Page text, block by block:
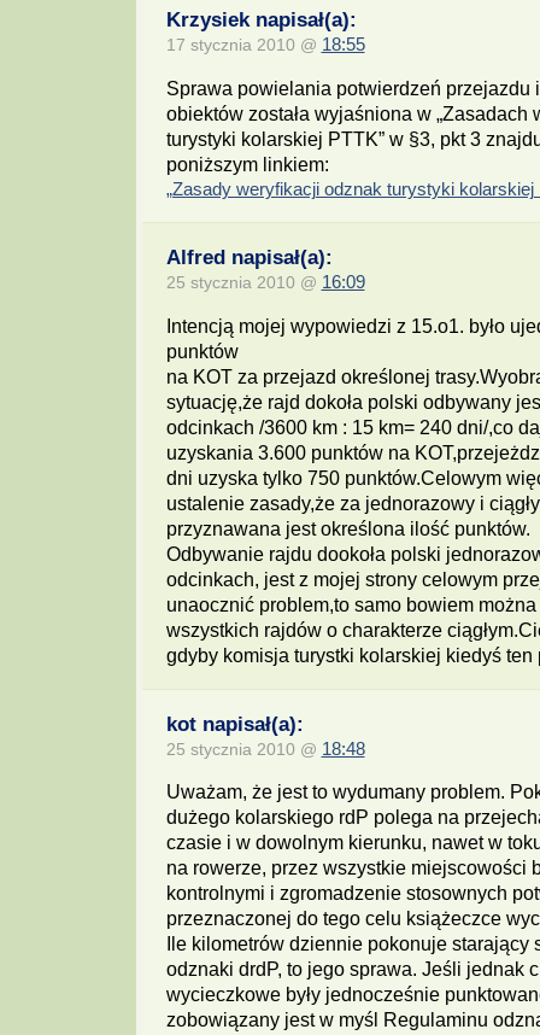
Krzysiek napisał(a):
17 stycznia 2010 @ 18:55
Sprawa powielania potwierdzeń przejazdu
obiektów została wyjaśniona w „Zasadach
turystyki kolarskiej PTTK” w §3, pkt 3
poniższym linkiem:
„Zasady weryfikacji odznak turystyki kolarskiej
Alfred napisał(a):
25 stycznia 2010 @ 16:09
Intencją mojej wypowiedzi z 15.o1. było
punktów
na KOT za przejazd określonej
sytuację,że rajd dokoła polski odbywany
odcinkach /3600 km : 15 km= 240 dni/,co
uzyskania 3.600 punktów na
dni uzyska tylko 750 punktów.Celowym
ustalenie zasady,że za jednorazowy i
przyznawana jest określona ilość punktów.
Odbywanie rajdu dookoła polski
odcinkach, jest z mojej strony celowym
unaocznić problem,to samo bowiem
wszystkich rajdów o charakterze
gdyby komisja turystki kolarskiej kiedyś ten
kot napisał(a):
25 stycznia 2010 @ 18:48
Uważam, że jest to wydumany problem.
dużego kolarskiego rdP polega na
czasie i w dowolnym kierunku, nawet w
na rowerze, przez wszystkie miejscowości
kontrolnymi i zgromadzenie stosownych
przeznaczonej do tego celu książeczce
Ile kilometrów dziennie pokonuje starający
odznaki drdP, to jego sprawa. Jeśli jednak
wycieczkowe były jednocześnie
zobowiązany jest w myśl Regulaminu